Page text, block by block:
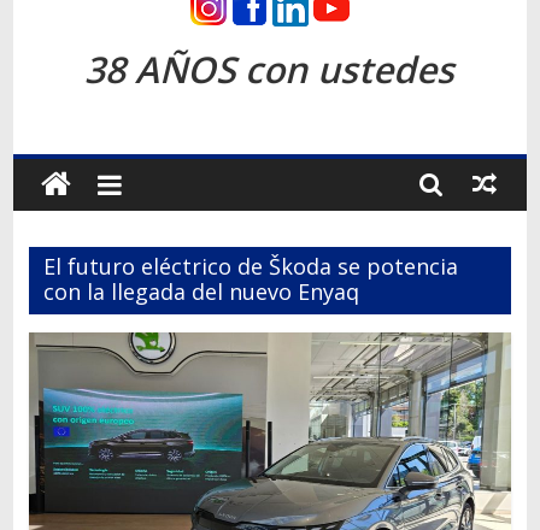
Revista
Transporte
Terrestre
Autos,
camiones,
motos,
información
mundo
del
transporte
38 AÑOS con ustedes
El futuro eléctrico de Škoda se potencia
con la llegada del nuevo Enyaq